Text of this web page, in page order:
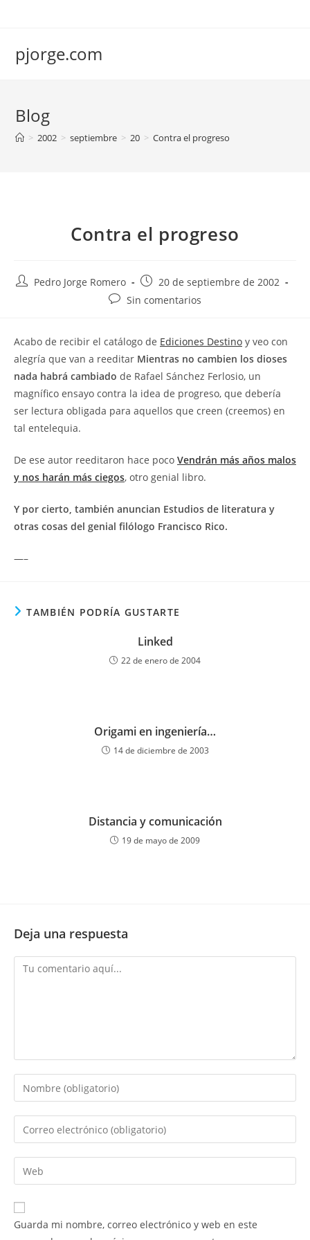
pjorge.com
Blog
> 2002 > septiembre > 20 > Contra el progreso
Contra el progreso
AutorPedro Jorge Romero
Publicación
de
20 de septiembre de 2002
Comentarios
entrada:
Sin comentarios
Acabo de recibir el catálogo de Ediciones Destino y veo con
alegría que van a reeditar Mientras no cambien los dioses
nada habrá cambiado de Rafael Sánchez Ferlosio, un
magnífico ensayo contra la idea de progreso, que debería
ser lectura obligada para aquellos que creen (creemos) en
tal entelequia.
De ese autor reeditaron hace poco Vendrán más años malos
y nos harán más ciegos, otro genial libro.
Y por cierto, también anuncian Estudios de literatura y
otras cosas del genial filólogo Francisco Rico.
—–
TAMBIÉN PODRÍA GUSTARTE
Linked
22 de enero de 2004
Origami en ingeniería…
14 de diciembre de 2003
Distancia y comunicación
19 de mayo de 2009
Deja una respuesta
Comentario
Introduce
tu
nombre
de
usuario
para
comentar
Introduce
tu
dirección
de
electrónico
para
Introduce
la
URL
de
Guarda mi nombre, correo electrónico y web en este